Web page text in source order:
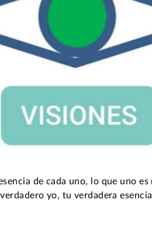
de cada uno, lo que uno
yo, tu verdadera